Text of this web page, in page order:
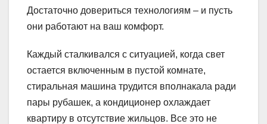
Достаточно довериться технологиям – и пусть
они работают на ваш комфорт.
Каждый сталкивался с ситуацией, когда свет
остается включенным в пустой комнате,
стиральная машина трудится вполнакала ради
пары рубашек, а кондиционер охлаждает
квартиру в отсутствие жильцов. Все это не